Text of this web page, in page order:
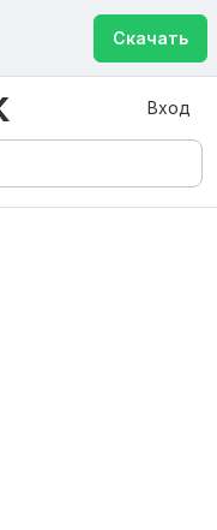
Скачать
Вход